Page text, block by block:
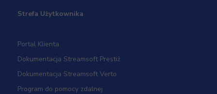
Strefa Użytkownika
Portal Klienta
Dokumentacja Streamsoft Prestiż
Dokumentacja Streamsoft Verto
Program do pomocy zdalnej